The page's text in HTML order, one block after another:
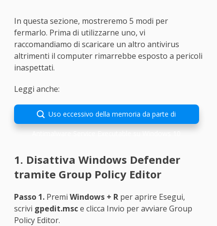
In questa sezione, mostreremo 5 modi per
fermarlo. Prima di utilizzarne uno, vi
raccomandiamo di scaricare un altro antivirus
altrimenti il computer rimarrebbe esposto a pericoli
inaspettati.
Leggi anche:
 Uso eccessivo della memoria da parte di
1. Disattiva Windows Defender
tramite Group Policy Editor
Passo 1.Premi Windows + Rper aprire Esegui,
scrivi gpedit.msce clicca Invio per avviare Group
Policy Editor.